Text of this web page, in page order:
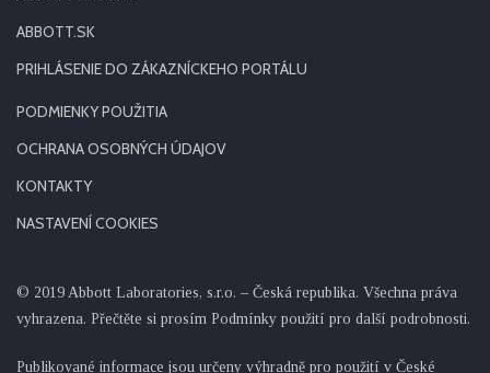
ABBOTT.SK
PRIHLÁSENIE DO ZÁKAZNÍCKEHO PORTÁLU
PODMIENKY POUŽITIA
OCHRANA OSOBNÝCH ÚDAJOV
KONTAKTY
NASTAVENÍ COOKIES
© 2019 Abbott Laboratories, s.r.o. – Česká republika. Všechna práva
vyhrazena. Přečtěte si prosím Podmínky použití pro další podrobnosti.
Publikované informace jsou určeny výhradně pro použití v České